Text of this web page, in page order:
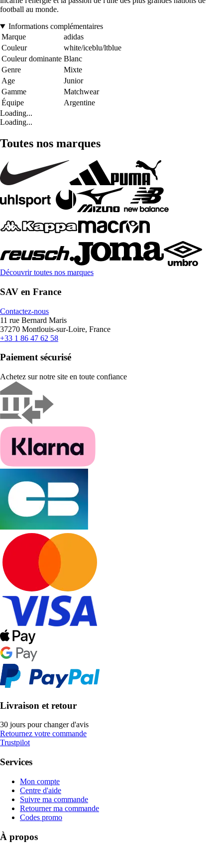
football au monde.
Informations complémentaires
Marque
adidas
Couleur
white/iceblu/ltblue
Couleur dominante Blanc
Genre
Mixte
Age
Junior
Gamme
Matchwear
Équipe
Argentine
Loading...
Loading...
Toutes nos marques
Découvrir toutes nos marques
SAV en France
Contactez-nous
11 rue Bernard Maris
37270 Montlouis-sur-Loire, France
+33 1 86 47 62 58
Paiement sécurisé
Achetez sur notre site en toute confiance
Livraison et retour
30 jours pour changer d'avis
Retournez votre commande
Trustpilot
Services
Mon compte
Centre d'aide
Suivre ma commande
Retourner ma commande
Codes promo
À propos